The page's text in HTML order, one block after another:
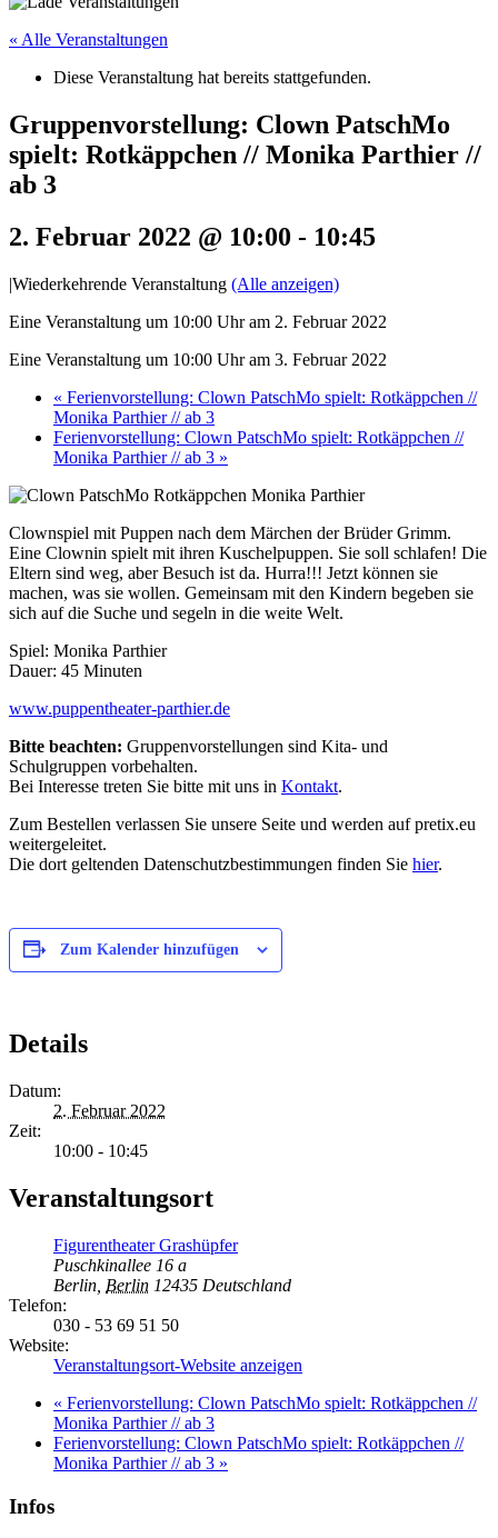
« Alle Veranstaltungen
Diese Veranstaltung hat bereits stattgefunden.
Gruppenvorstellung: Clown PatschMo
spielt: Rotkäppchen // Monika Parthier //
ab 3
2. Februar 2022 @ 10:00 - 10:45
|Wiederkehrende Veranstaltung (Alle anzeigen)
Eine Veranstaltung um 10:00 Uhr am 2. Februar 2022
Eine Veranstaltung um 10:00 Uhr am 3. Februar 2022
« Ferienvorstellung: Clown PatschMo spielt: Rotkäppchen //
Monika Parthier // ab 3
Ferienvorstellung: Clown PatschMo spielt: Rotkäppchen //
Monika Parthier // ab 3 »
Clownspiel mit Puppen nach dem Märchen der Brüder Grimm.
Eine Clownin spielt mit ihren Kuschelpuppen. Sie soll schlafen! Die
Eltern sind weg, aber Besuch ist da. Hurra!!! Jetzt können sie
machen, was sie wollen. Gemeinsam mit den Kindern begeben sie
sich auf die Suche und segeln in die weite Welt.
Spiel: Monika Parthier
Dauer: 45 Minuten
www.puppentheater-parthier.de
Bitte beachten: Gruppenvorstellungen sind Kita- und
Schulgruppen vorbehalten.
Bei Interesse treten Sie bitte mit uns in Kontakt.
Zum Bestellen verlassen Sie unsere Seite und werden auf pretix.eu
weitergeleitet.
Die dort geltenden Datenschutzbestimmungen finden Sie hier.
Zum Kalender hinzufügen
Details
Datum:
2. Februar 2022
Zeit:
10:00 - 10:45
Veranstaltungsort
Figurentheater Grashüpfer
Puschkinallee 16 a
Berlin Berlin 12435 Deutschland
Telefon:
030 - 53 69 51 50
Website:
Veranstaltungsort-Website anzeigen
« Ferienvorstellung: Clown PatschMo spielt: Rotkäppchen //
Monika Parthier // ab 3
Ferienvorstellung: Clown PatschMo spielt: Rotkäppchen //
Monika Parthier // ab 3 »
Infos